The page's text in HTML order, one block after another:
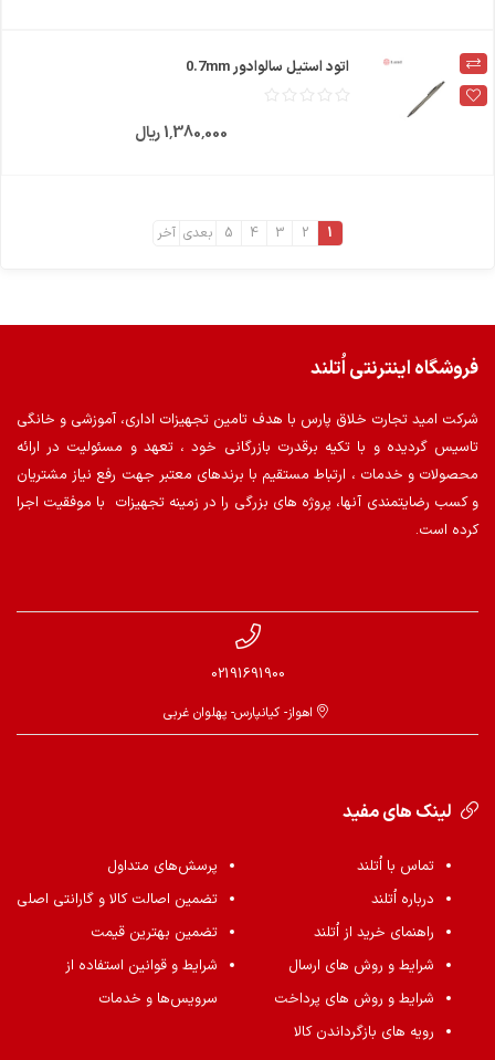
اتود استیل سالوادور 0.7mm
1٬380٬000 ریال
1
2
3
4
5 بعدی آخر
فروشگاه اینترنتی اُتلند
شرکت امید تجارت خلاق پارس با هدف تامین تجهیزات اداری، آموزشی و خانگی
تاسیس گردیده و با تکیه برقدرت بازرگانی خود ، تعهد و مسئولیت در ارائه
محصولات و خدمات ، ارتباط مستقیم با برندهای معتبر جهت رفع نیاز مشتریان
و کسب رضایتمندی آنها، پروژه های بزرگی را در زمینه تجهیزات با موفقیت اجرا
کرده است.
02191691900
اهواز- کیانپارس- پهلوان غربی
لینک های مفید
تماس با اُتلند
درباره اُتلند
راهنمای خرید از اُتلند
شرایط و روش های ارسال
شرایط و روش های پرداخت
رویه های بازگرداندن کالا
پرسش‌های متداول
تضمین اصالت کالا و گارانتی اصلی
تضمین بهترین قیمت
شرایط و قوانین استفاده از
سرویس‌ها و خدمات